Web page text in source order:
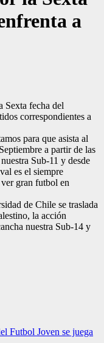
a
Sexta fecha del
correspondientes a
para que asista al
a partir de las
Sub-11 y desde
es el siempre
gran futbol en
de Chile se traslada
la acción
nuestra Sub-14 y
Futbol Joven se juega